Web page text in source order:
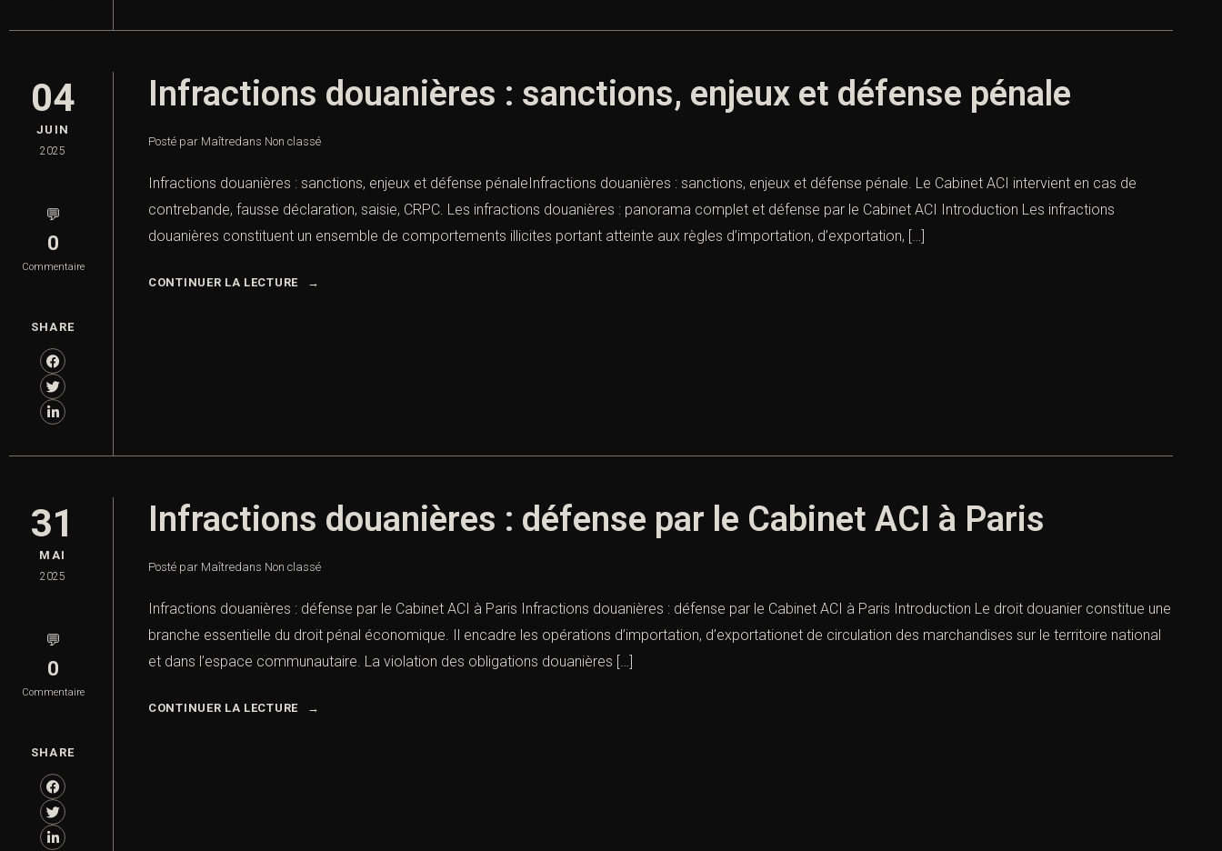
04
JUIN
2025
💬
0
Commentaire
SHARE
Infractions douanières : sanctions, enjeux et défense pénale
Posté par Maîtredans Non classé
Infractions douanières : sanctions, enjeux et défense pénaleInfractions douanières : sanctions, enjeux et défense pénale. Le Cabinet ACI intervient en cas de
contrebande, fausse déclaration, saisie, CRPC. Les infractions douanières : panorama complet et défense par le Cabinet ACI Introduction Les infractions
douanières constituent un ensemble de comportements illicites portant atteinte aux règles d’importation, d’exportation, […]
CONTINUER LA LECTURE
31
MAI
2025
💬
0
Commentaire
SHARE
Infractions douanières : défense par le Cabinet ACI à Paris
Posté par Maîtredans Non classé
Infractions douanières : défense par le Cabinet ACI à Paris Infractions douanières : défense par le Cabinet ACI à Paris Introduction Le droit douanier constitue une
branche essentielle du droit pénal économique. Il encadre les opérations d’importation, d’exportationet de circulation des marchandises sur le territoire national
et dans l’espace communautaire. La violation des obligations douanières […]
CONTINUER LA LECTURE